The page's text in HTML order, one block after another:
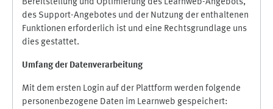
Bereitstellung und Optimierung des Learnweb-Angebots,
des Support-Angebotes und der Nutzung der enthaltenen
Funktionen erforderlich ist und eine Rechtsgrundlage uns
dies gestattet.
Umfang der Datenverarbeitung
Mit dem ersten Login auf der Plattform werden folgende
personenbezogene Daten im Learnweb gespeichert: